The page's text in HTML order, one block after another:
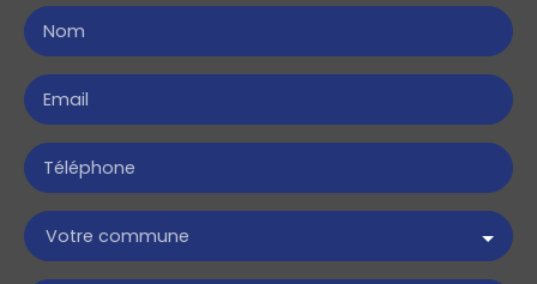
Nom
Email
Téléphone
Votre commune